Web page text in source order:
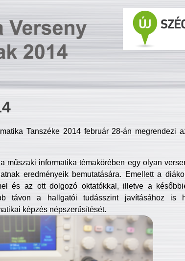
Tanszéke 2014 február 28-án megrendezi
műszaki informatika témakörében egy olyan
eredményeik bemutatására. Emellett a
és az ott dolgozó oktatókkal, illetve a
távon a hallgatói tudásszint javításához is
képzés népszerűsítését.